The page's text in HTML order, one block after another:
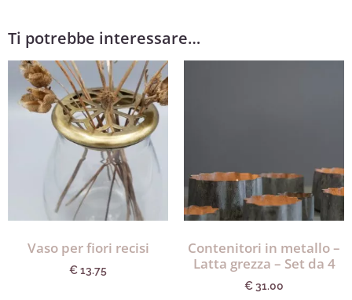
Ti potrebbe interessare…
Vaso per fiori recisi
€13.75
Contenitori in metallo –
Latta grezza – Set da 4
€31.00